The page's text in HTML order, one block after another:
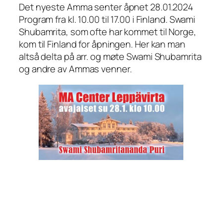
Det nyeste Amma senter åpnet 28.01.2024
Program fra kl. 10.00 til 17.00 i Finland. Swami
Shubamrita, som ofte har kommet til Norge,
kom til Finland for åpningen. Her kan man
altså delta på arr. og møte Swami Shubamrita
og andre av Ammas venner.